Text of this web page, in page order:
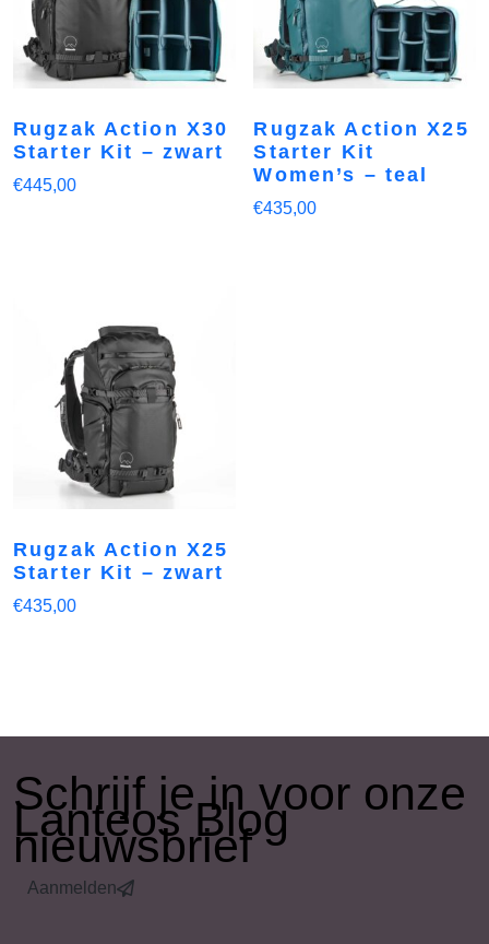
Rugzak Action X30
Starter Kit – zwart
€445,00
Rugzak Action X25
Starter Kit
Women’s – teal
€435,00
Rugzak Action X25
Starter Kit – zwart
€435,00
​Schrijf je in voor onze
Lanteos Blog
nieuwsbrief
Aanmelden